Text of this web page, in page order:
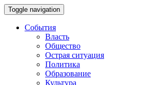
Toggle navigation
События
Власть
Общество
Острая ситуация
Политика
Образование
Культура